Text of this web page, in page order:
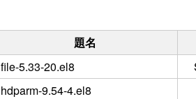
題名
file-5.33-20.el8
hdparm-9.54-4.el8